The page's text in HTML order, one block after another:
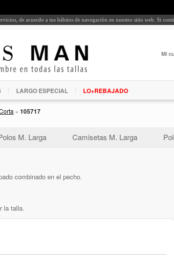
de acuerdo a tus hábitos de navegación en nuestro sitio web. Si
Mi
LARGO ESPECIAL LO+REBAJADO
» 105717
M. Larga Camisetas M. Larga
combinado en el pecho.
la talla.